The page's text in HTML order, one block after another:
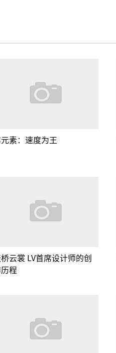
元素：速度为王
云裳 LV首席设计师的创
程